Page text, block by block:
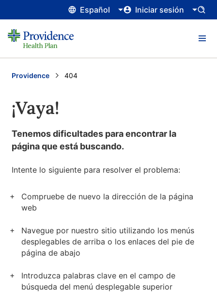
Español Iniciar sesión
Providence Current:
404
¡Vaya!
Tenemos dificultades para encontrar la
página que está buscando.
Intente lo siguiente para resolver el problema:
Compruebe de nuevo la dirección de la página
web
Navegue por nuestro sitio utilizando los menús
desplegables de arriba o los enlaces del pie de
página de abajo
Introduzca palabras clave en el campo de
búsqueda del menú desplegable superior